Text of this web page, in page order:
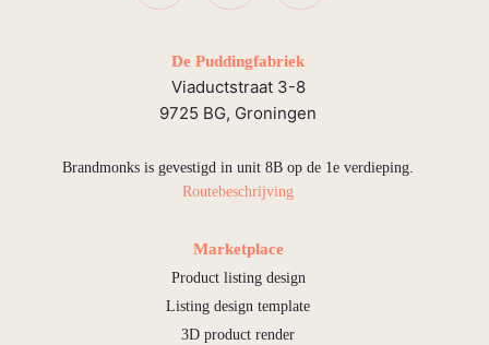
De Puddingfabriek
Viaductstraat 3-8
9725 BG, Groningen
Brandmonks is gevestigd in unit 8B op de 1e verdieping.
Routebeschrijving
Marketplace
Product listing design
Listing design template
3D product render